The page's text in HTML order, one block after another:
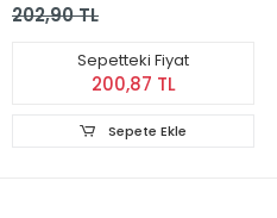
202,90 TL
Sepetteki Fiyat
200,87 TL
Sepete Ekle